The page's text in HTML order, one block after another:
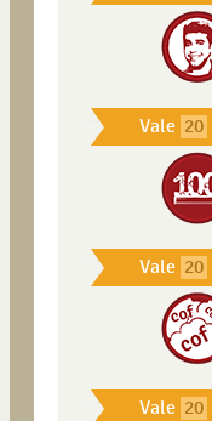
Vale 20
Vale 20
Vale 20